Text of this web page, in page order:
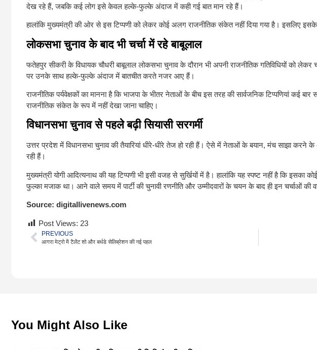
देख रहे हैं, जबकि कई लोग इसे केवल हल्के-फुल्के अंदाज में कही गई बात मान रहे हैं।
हालांकि मुख्यमंत्री की ओर से इस टिप्पणी को लेकर कोई अलग राजनीतिक संकेत नहीं दिया गया है। इसलिए
लोकसभा चुनाव के बाद भी चर्चा में रहे बाबूलाल
फतेहपुर सीकरी के विधायक चौधरी बाबूलाल लोकसभा चुनाव के दौरान भी अपनी राजनीतिक गतिविधियों को
पर उनके साथ हल्के-फुल्के अंदाज में बातचीत करते नजर आए हैं।
राजनीतिक पर्यवेक्षकों का मानना है कि भाजपा के भीतर नेताओं के बीच इस तरह की सार्वजनिक टिप्पणियां कई बार
राजनीतिक संकेत के रूप में नहीं देखा जाना चाहिए।
विधानसभा चुनाव से पहले बढ़ी सियासी सरगर्मी
उत्तर प्रदेश में विधानसभा चुनाव की तैयारियां धीरे-धीरे तेज हो रही हैं। ऐसे में नेताओं के बयान, मंच साझा करने के
रही हैं।
मुख्यमंत्री योगी आदित्यनाथ की यह टिप्पणी भी इसी वजह से सुर्खियों में है। हालांकि यह स्पष्ट नहीं है कि इसका
फुल्का मजाक था। आने वाले समय में पार्टी की चुनावी रणनीति और उम्मीदवारों के चयन के बाद ही इन चर्चाओं की
Source: digitallivenews.com
Post Views: 23
PREVIOUS
आगरा मेट्रो में टैलेंट शो और बर्थडे सेलिब्रेशन की नई पहल
You Might Also Like